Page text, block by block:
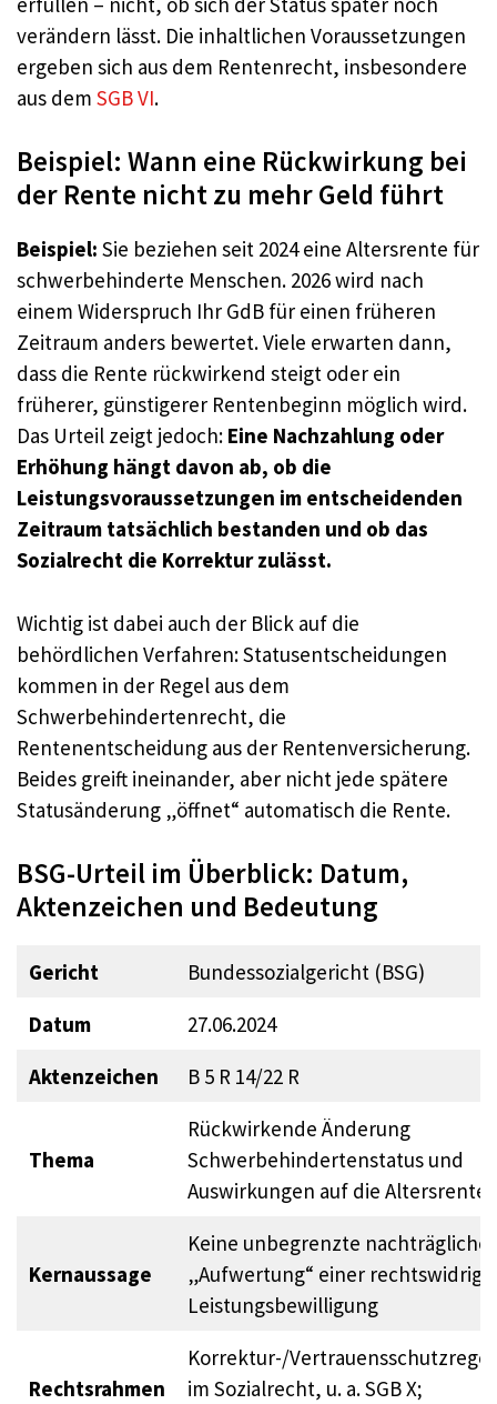
verändern lässt. Die inhaltlichen Voraussetzungen
ergeben sich aus dem Rentenrecht, insbesondere
aus dem SGB VI.
Beispiel: Wann eine Rückwirkung bei
der Rente nicht zu mehr Geld führt
Beispiel: Sie beziehen seit 2024 eine Altersrente für
schwerbehinderte Menschen. 2026 wird nach
einem Widerspruch Ihr GdB für einen früheren
Zeitraum anders bewertet. Viele erwarten dann,
dass die Rente rückwirkend steigt oder ein
früherer, günstigerer Rentenbeginn möglich wird.
Das Urteil zeigt jedoch: Eine Nachzahlung oder
Erhöhung hängt davon ab, ob die
Leistungsvoraussetzungen im entscheidenden
Zeitraum tatsächlich bestanden und ob das
Sozialrecht die Korrektur zulässt.
Wichtig ist dabei auch der Blick auf die
behördlichen Verfahren: Statusentscheidungen
kommen in der Regel aus dem
Schwerbehindertenrecht, die
Rentenentscheidung aus der Rentenversicherung.
Beides greift ineinander, aber nicht jede spätere
Statusänderung „öffnet“ automatisch die Rente.
BSG-Urteil im Überblick: Datum,
Aktenzeichen und Bedeutung
Gericht
Bundessozialgericht (BSG)
Datum
27.06.2024
Aktenzeichen
B 5 R 14/22 R
Thema
Rückwirkende Änderung
Schwerbehindertenstatus und
Auswirkungen auf die Altersrente
Kernaussage
Keine unbegrenzte nachträgliche
„Aufwertung“ einer
Leistungsbewilligung
Rechtsrahmen
Korrektur-/
im Sozialrecht, u. a. SGB X;